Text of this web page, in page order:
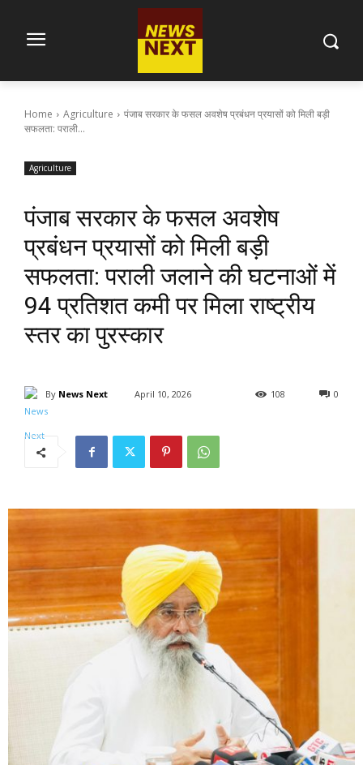
Home Agriculture
पंजाब सरकार के फसल अवशेष प्रबंधन प्रयासों को मिली बड़ी
सफलता: पराली...
Agriculture
पंजाब सरकार के फसल अवशेष
प्रबंधन प्रयासों को मिली बड़ी
सफलता: पराली जलाने की घटनाओं में
94 प्रतिशत कमी पर मिला राष्ट्रीय
स्तर का पुरस्कार
By News Next April 10, 2026 0
108